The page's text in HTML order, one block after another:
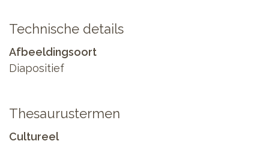
Technische details
Afbeeldingsoort
Diapositief
Thesaurustermen
Cultureel